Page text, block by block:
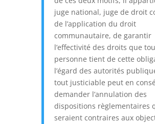
juge national, juge de droit
de l’application du droit
communautaire, de garantir
l’effectivité des droits que
personne tient de cette
l’égard des autorités
tout justiciable peut en
demander l’annulation des
dispositions règlementaires
seraient contraires aux